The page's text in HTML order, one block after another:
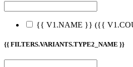
{{ V1.NAME }} ({{
{{ FILTERS.VARIANTS.TYPE2_NAME }}